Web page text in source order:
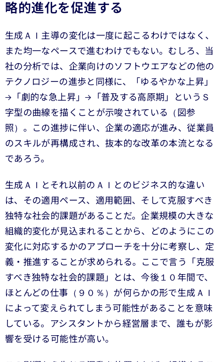
略的進化を促進する
生成ＡＩ主導の変化は一度に起こるわけではなく、
また均一なペースで進むわけでもない。むしろ、当
社の分析では、企業向けのソフトウエアなどの他の
テクノロジーの進歩と同様に、「ゆるやかな上昇」
→「劇的な急上昇」→「普及する高原期」というＳ
字型の曲線を描くことが示唆されている（図参
照）。この進捗に伴い、企業の適応が進み、従業員
のスキルが再構成され、抜本的な改革の本流となる
であろう。
生成ＡＩとそれ以前のＡＩとのビジネス的な違い
は、その適用ペース、適用範囲、そして克服すべき
独特な社会的課題があることだ。企業規模の大きな
組織的変化が見込まれることから、どのようにこの
変化に対応するかのアプローチを十分に考察し、定
義・推進することが求められる。ここで言う「克服
すべき独特な社会的課題」とは、今後１０年間で、
ほとんどの仕事（９０％）が何らかの形で生成ＡＩ
によって変えられてしまう可能性があることを意味
している。アシスタントから経営層まで、誰もが影
響を受ける可能性が高い。